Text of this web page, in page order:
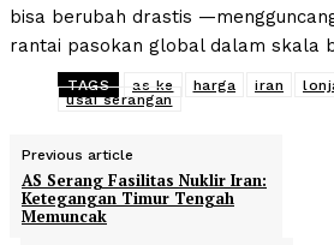
bisa berubah drastis
rantai pasokan global dalam skala
TAGS as ke harga iran
usai serangan
Previous article
AS Serang Fasilitas Nuklir Iran:
Ketegangan Timur Tengah
Memuncak